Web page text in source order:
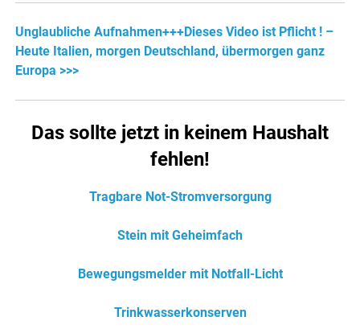
Unglaubliche Aufnahmen+++Dieses Video ist Pflicht ! –
Heute Italien, morgen Deutschland, übermorgen ganz
Europa >>>
Das sollte jetzt in keinem Haushalt
fehlen!
Tragbare Not-Stromversorgung
Stein mit Geheimfach
Bewegungsmelder mit Notfall-Licht
Trinkwasserkonserven